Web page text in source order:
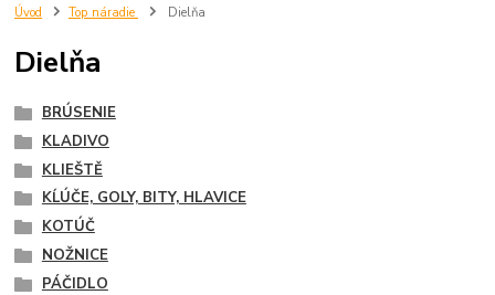
Úvod Top náradie Dielňa
Dielňa
BRÚSENIE
KLADIVO
KLIEŠTĚ
KĹÚČE, GOLY, BITY, HLAVICE
KOTÚČ
NOŽNICE
PÁČIDLO